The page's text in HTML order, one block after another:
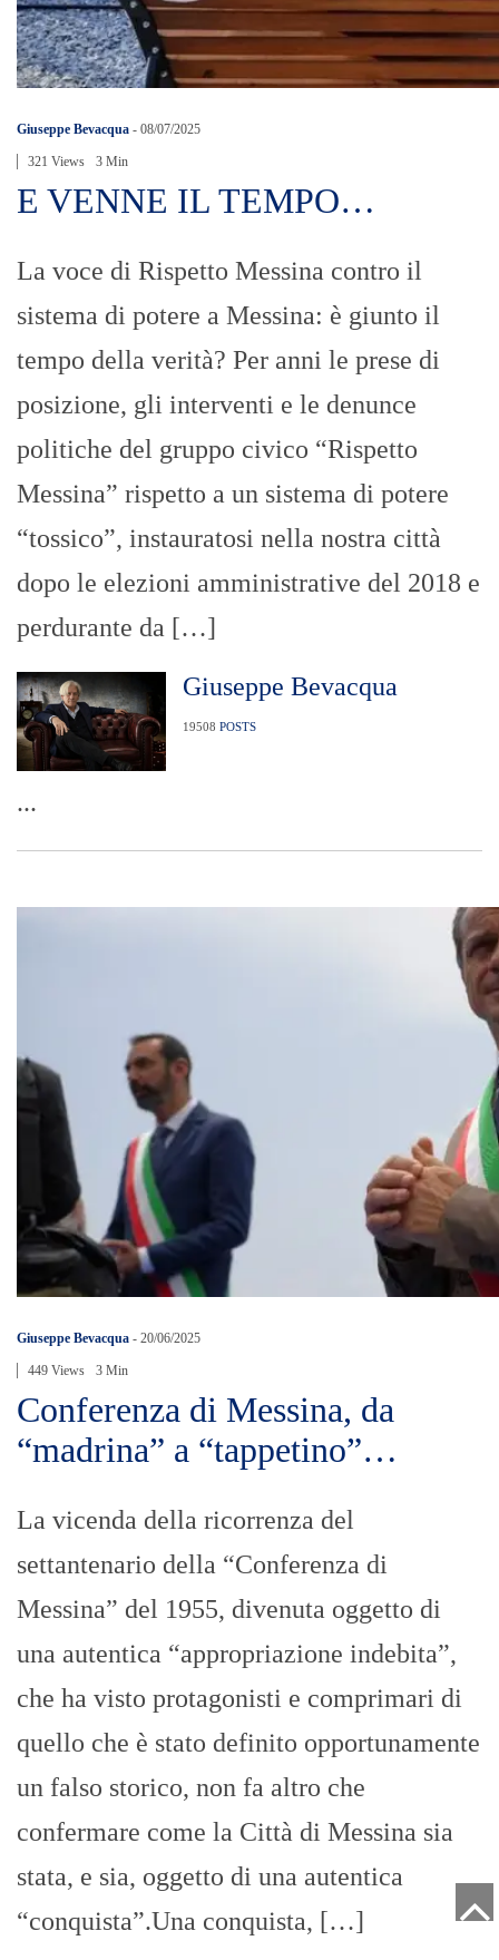
Giuseppe Bevacqua - 08/07/2025
321 Views 3 Min
E VENNE IL TEMPO…
La voce di Rispetto Messina contro il
sistema di potere a Messina: è giunto il
tempo della verità? Per anni le prese di
posizione, gli interventi e le denunce
politiche del gruppo civico “Rispetto
Messina” rispetto a un sistema di potere
“tossico”, instauratosi nella nostra città
dopo le elezioni amministrative del 2018 e
perdurante da […]
Giuseppe Bevacqua
19508 POSTS
...
Giuseppe Bevacqua - 20/06/2025
449 Views 3 Min
Conferenza di Messina, da
“madrina” a “tappetino”…
La vicenda della ricorrenza del
settantenario della “Conferenza di
Messina” del 1955, divenuta oggetto di
una autentica “appropriazione indebita”,
che ha visto protagonisti e comprimari di
quello che è stato definito opportunamente
un falso storico, non fa altro che
confermare come la Città di Messina sia
stata, e sia, oggetto di una autentica
“conquista”.Una conquista, […]